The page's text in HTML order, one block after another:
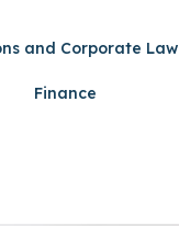
and Corporate Law
Finance